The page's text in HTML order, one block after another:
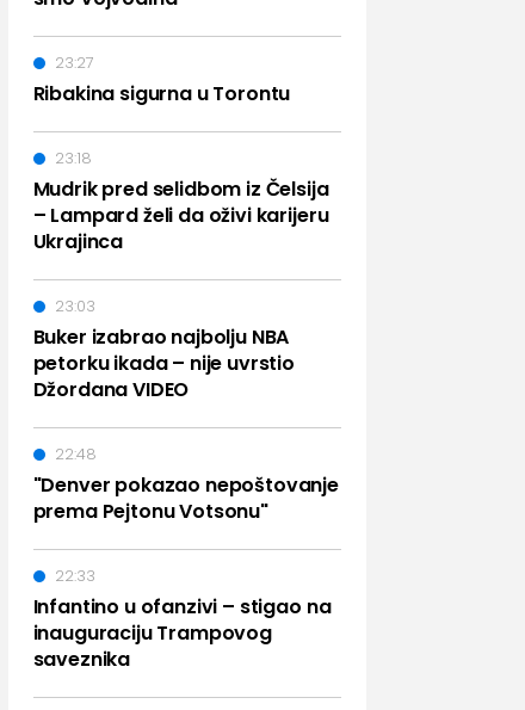
Ribakina sigurna u Torontu
23:27
Mudrik pred selidbom iz Čelsija
– Lampard želi da oživi karijeru
Ukrajinca
23:18
Buker izabrao najbolju NBA
petorku ikada – nije uvrstio
Džordana VIDEO
23:03
"Denver pokazao nepoštovanje
prema Pejtonu Votsonu"
22:48
Infantino u ofanzivi – stigao na
inauguraciju Trampovog
saveznika
22:33